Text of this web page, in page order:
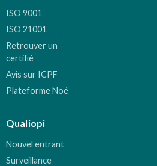
ISO 9001
ISO 21001
Retrouver un
certifié
Avis sur ICPF
Plateforme Noé
Qualiopi
Nouvel entrant
Surveillance